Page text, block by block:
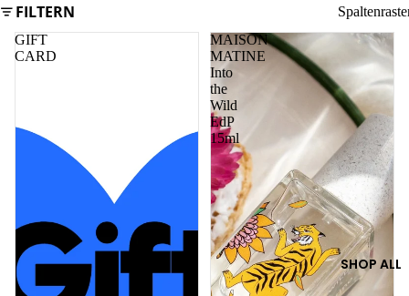
SHOP ALL
FILTERN
GIFT
CARD
MAISON
MATINE
Into
the
Wild
EdP
15ml